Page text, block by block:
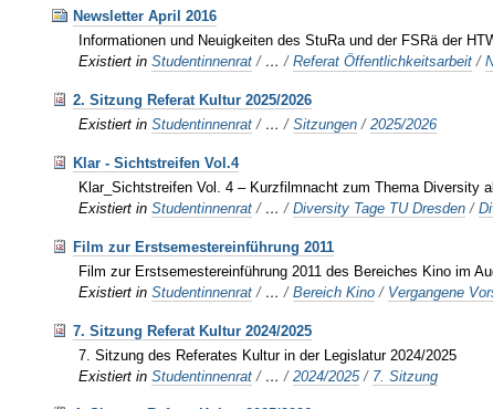
Newsletter April 2016
Informationen und Neuigkeiten des StuRa und der FSRä der
Existiert in Studentinnenrat / …/Referat Öffentlichkeitsarbeit /
2. Sitzung Referat Kultur 2025/2026
Existiert in Studentinnenrat / …/Sitzungen /2025/2026
Klar - Sichtstreifen Vol.4
Klar_Sichtstreifen Vol. 4 – Kurzfilmnacht zum Thema Diversity
Existiert in Studentinnenrat / …/Diversity Tage TU Dresden /
Film zur Erstsemestereinführung 2011
Film zur Erstsemestereinführung 2011 des Bereiches Kino im
Existiert in Studentinnenrat / …/Bereich Kino / Vergangene
7. Sitzung Referat Kultur 2024/2025
7. Sitzung des Referates Kultur in der Legislatur 2024/2025
Existiert in Studentinnenrat / …/2024/2025 / 7. Sitzung